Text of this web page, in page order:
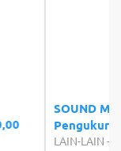
Rp365.000,00